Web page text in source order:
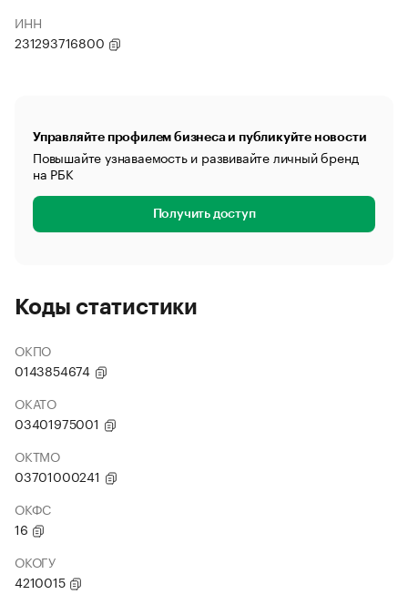
ИНН
231293716800
Управляйте профилем бизнеса и публикуйте новости
Повышайте узнаваемость и развивайте личный бренд
на РБК
Получить доступ
Коды статистики
ОКПО
0143854674
ОКАТО
03401975001
ОКТМО
03701000241
ОКФС
16
ОКОГУ
4210015